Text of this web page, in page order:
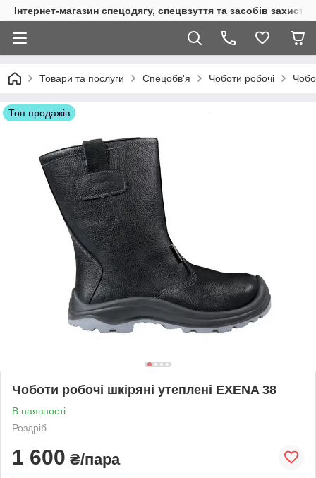
Інтернет-магазин спецодягу, спецвзуття та засобів захисту
Товари та послуги Спецобв'я Чоботи робочі
Топ продажів
Чоботи робочі шкіряні утеплені EXENA 38
В наявності
Роздріб
1 600 ₴/пара